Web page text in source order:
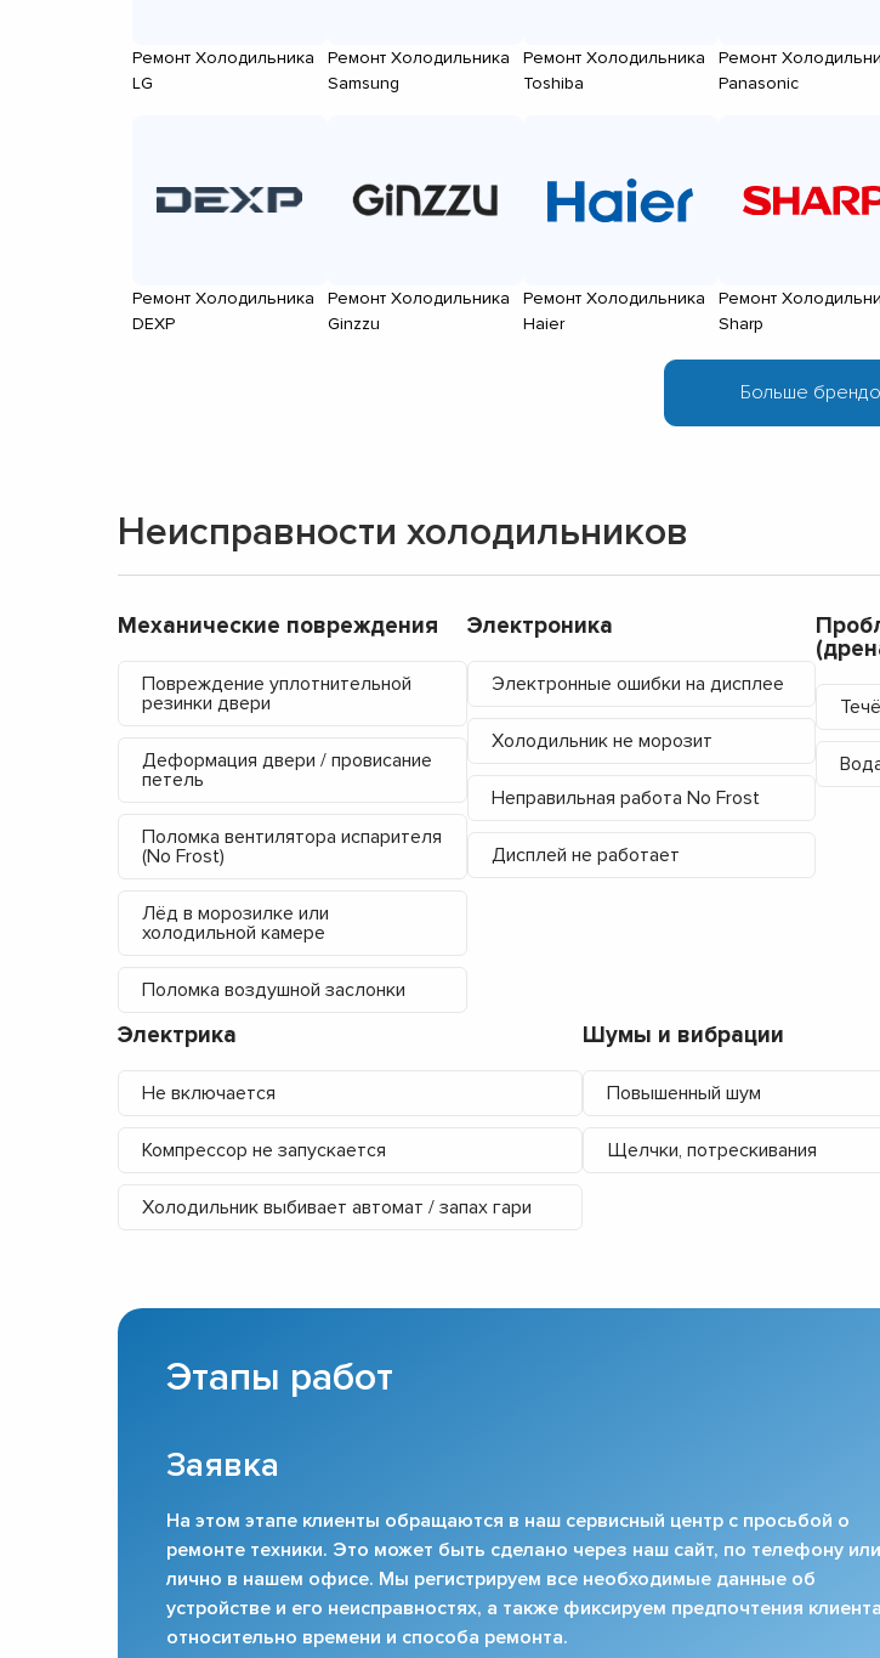
Ремонт Холодильника
LG
Ремонт Холодильника
Samsung
Ремонт Холодильника
Toshiba
Ремонт
Panasonic
Ремонт Холодильника
DEXP
Ремонт Холодильника
Ginzzu
Ремонт Холодильника
Haier
Ремонт
Sharp
Неисправности холодильников
Механические повреждения
Повреждение уплотнительной
резинки двери
Деформация двери / провисание
петель
Поломка вентилятора испарителя
(No Frost)
Лёд в морозилке или
холодильной камере
Поломка воздушной заслонки
Электроника
Электронные ошибки на дисплее
Холодильник не морозит
Неправильная работа No Frost
Дисплей не работает
Электрика
Не включается
Компрессор не запускается
Холодильник выбивает автомат / запах гари
Шумы и вибрации
Повышенный шум
Щелчки, потрескивания
Этапы работ
Заявка
На этом этапе клиенты обращаются в наш сервисный центр с просьбой о
ремонте техники. Это может быть сделано через наш сайт, по телефону или
лично в нашем офисе. Мы регистрируем все необходимые данные об
устройстве и его неисправностях, а также фиксируем предпочтения клиента
относительно времени и способа ремонта.